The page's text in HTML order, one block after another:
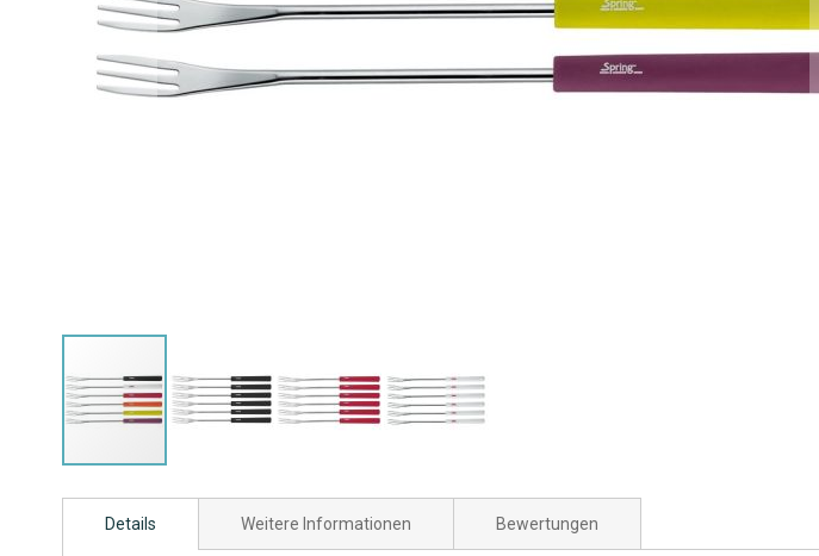
Anfang
Details Weitere Informationen Bewertungen